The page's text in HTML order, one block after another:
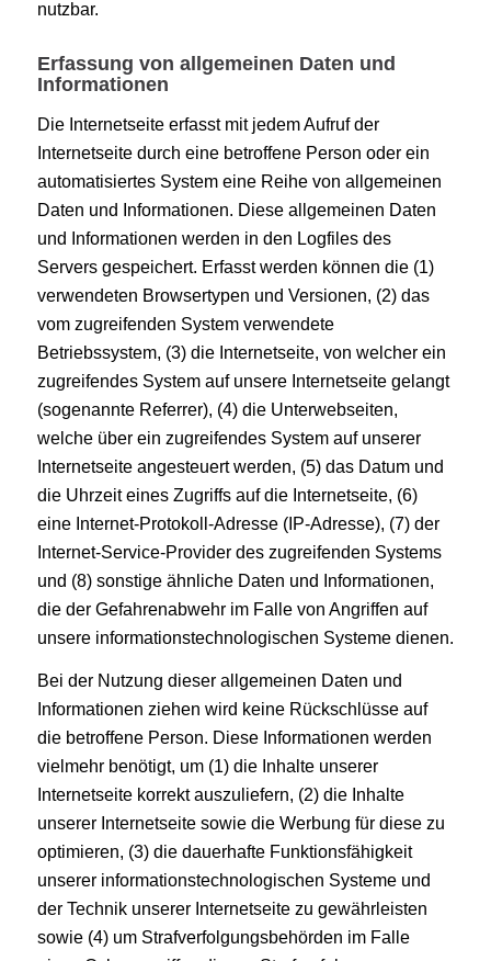
nutzbar.
Erfassung von allgemeinen Daten und
Informationen
Die Internetseite erfasst mit jedem Aufruf der
Internetseite durch eine betroffene Person oder ein
automatisiertes System eine Reihe von allgemeinen
Daten und Informationen. Diese allgemeinen Daten
und Informationen werden in den Logfiles des
Servers gespeichert. Erfasst werden können die (1)
verwendeten Browsertypen und Versionen, (2) das
vom zugreifenden System verwendete
Betriebssystem, (3) die Internetseite, von welcher ein
zugreifendes System auf unsere Internetseite gelangt
(sogenannte Referrer), (4) die Unterwebseiten,
welche über ein zugreifendes System auf unserer
Internetseite angesteuert werden, (5) das Datum und
die Uhrzeit eines Zugriffs auf die Internetseite, (6)
eine Internet-Protokoll-Adresse (IP-Adresse), (7) der
Internet-Service-Provider des zugreifenden Systems
und (8) sonstige ähnliche Daten und Informationen,
die der Gefahrenabwehr im Falle von Angriffen auf
unsere informationstechnologischen Systeme dienen.
Bei der Nutzung dieser allgemeinen Daten und
Informationen ziehen wird keine Rückschlüsse auf
die betroffene Person. Diese Informationen werden
vielmehr benötigt, um (1) die Inhalte unserer
Internetseite korrekt auszuliefern, (2) die Inhalte
unserer Internetseite sowie die Werbung für diese zu
optimieren, (3) die dauerhafte Funktionsfähigkeit
unserer informationstechnologischen Systeme und
der Technik unserer Internetseite zu gewährleisten
sowie (4) um Strafverfolgungsbehörden im Falle